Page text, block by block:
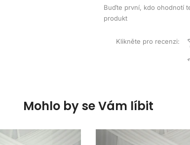
Buďte první, kdo ohodnotí
produkt
Klikněte pro recenzi:
Mohlo by se Vám líbit